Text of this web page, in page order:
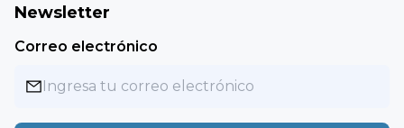
Newsletter
Correo electrónico